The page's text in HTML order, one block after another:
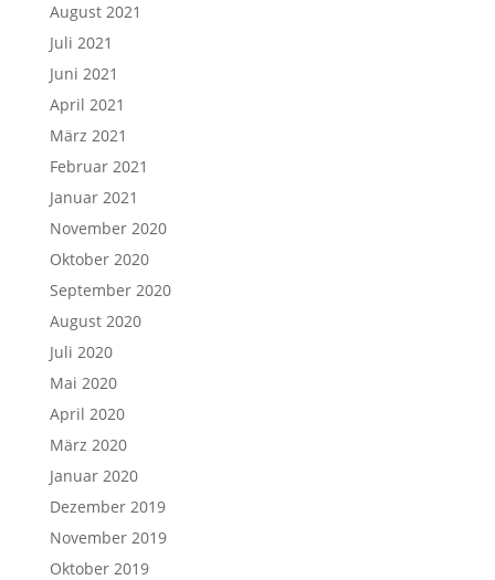
August 2021
Juli 2021
Juni 2021
April 2021
März 2021
Februar 2021
Januar 2021
November 2020
Oktober 2020
September 2020
August 2020
Juli 2020
Mai 2020
April 2020
März 2020
Januar 2020
Dezember 2019
November 2019
Oktober 2019